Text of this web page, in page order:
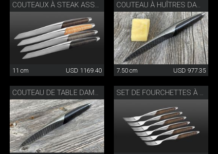
11 cm USD 1169.40 7.50 cm USD 977.35
COUTEAU DE TABLE DAMAS SET DE FOURCHETTES À 6 PIÈCES